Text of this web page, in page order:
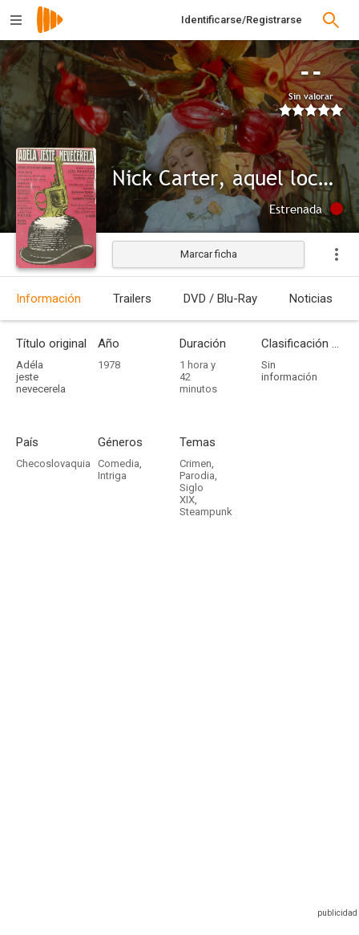
Identificarse/Registrarse
--
Sin valorar
Nick Carter, aquel loco, loco, detective
Estrenada
Marcar ficha
Información Trailers DVD / Blu-Ray Noticias
Título original
Adéla
jeste
nevecerela
Año
1978
Duración
1 hora y
42
minutos
Clasificación por edades
Sin
información
País
Checoslovaquia
Géneros
Comedia,
Intriga
Temas
Crimen,
Parodia,
Siglo
XIX,
Steampunk